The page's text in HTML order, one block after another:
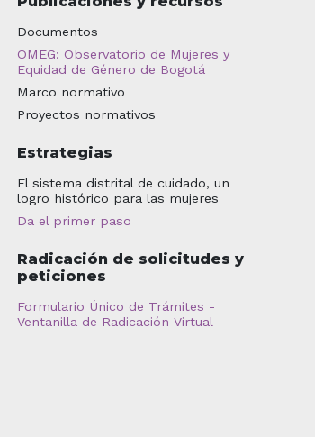
Documentos
OMEG: Observatorio de Mujeres y
Equidad de Género de Bogotá
Marco normativo
Proyectos normativos
Estrategias
El sistema distrital de cuidado, un
logro histórico para las mujeres
Da el primer paso
Radicación de solicitudes y
peticiones
Formulario Único de Trámites -
Ventanilla de Radicación Virtual